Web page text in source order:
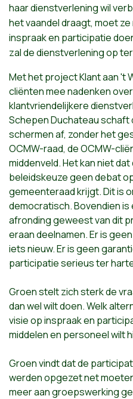
haardienstverleningwil
hetvaandeldraagt, moetze
inspraaken participatie
zaldedienstverleningop
Met het project Klant aan 't
cliënten mee nadenken
klantvriendelijkere
Schepen Duchateau schaft
schermen af, zonder het
OCMW-raad, de OCMW-
middenveld. Het kan niet
beleidskeuze geen debat
gemeenteraad krijgt. Dit is
democratisch. Bovendien
afronding geweest van dit
eraan deelnamen. Er is
iets nieuw. Er is geen
participatie serieus ter
Groen stelt zich sterk de
dan wel wilt doen. Welk
visie op inspraak en
middelen en personeel wilt
Groen vindt dat de
werden opgezet net
meer aan groepswerking